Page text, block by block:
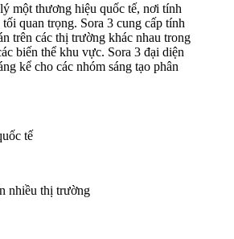
một thương hiệu quốc tế, nơi tính
quan trọng. Sora 3 cung cấp tính
trên các thị trường khác nhau trong
biến thể khu vực. Sora 3 đại diện
kể cho các nhóm sáng tạo phân
tế
nhiều thị trường